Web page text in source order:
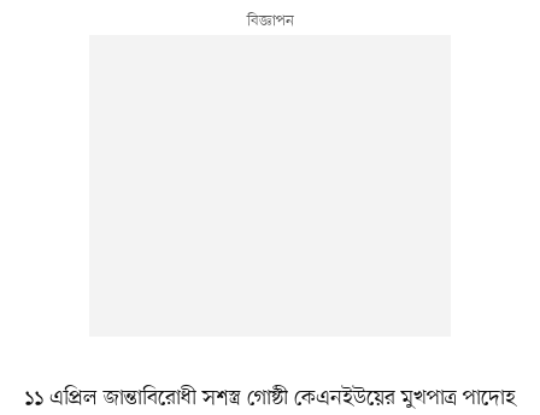
১১ এপ্রিল জান্তাবিরোধী সশস্ত্র গোষ্ঠী কেএনইউয়ের মুখপাত্র পাদোহ